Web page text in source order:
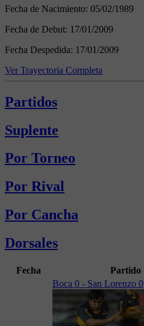
Fecha de Nacimiento: 05/02/1989
Fecha de Debut: 17/01/2009
Fecha Despedida: 17/01/2009
Ver Trayectoria Completa
Partidos
Suplente
Por Torneo
Por Rival
Por Cancha
Dorsales
Fecha Partido
Boca 0 - San Lorenzo 0